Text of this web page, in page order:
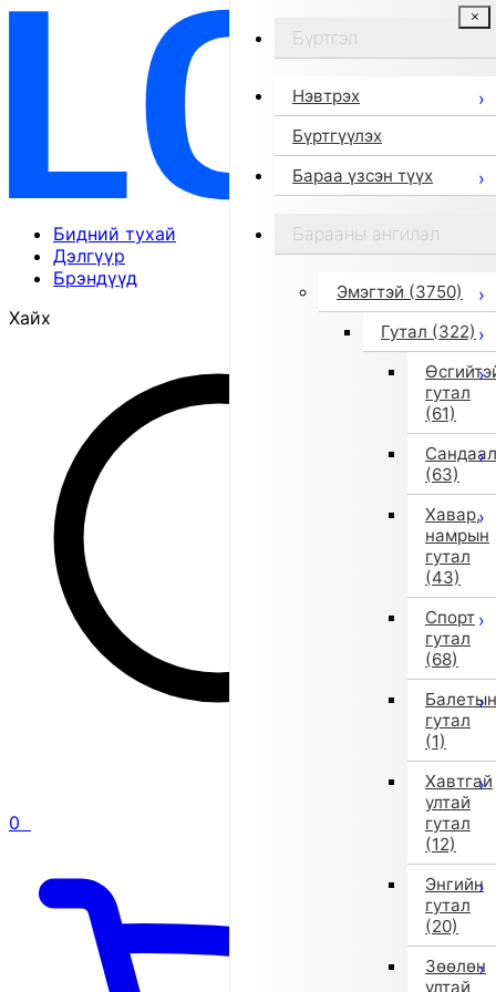
Бидний тухай
Дэлгүүр
Брэндүүд
Хайх
0
Бүртгэл
Нэвтрэх
Бүртгүүлэх
Бараа үзсэн түүх
Барааны ангилал
Эмэгтэй (3750)
Гутал (322)
гутал
(61)
Сандаал
(63)
Хавар,
намрын
гутал
(43)
Спорт
гутал
(68)
Балетын
гутал
(1)
Хавтгай
ултай
гутал
(12)
Энгийн
гутал
(20)
Зөөлөн
ултай